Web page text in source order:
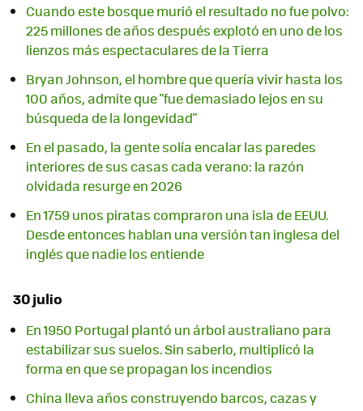
Cuando este bosque murió el resultado no fue polvo:
225 millones de años después explotó en uno de los
lienzos más espectaculares de la Tierra
Bryan Johnson, el hombre que quería vivir hasta los
100 años, admite que "fue demasiado lejos en su
búsqueda de la longevidad"
En el pasado, la gente solía encalar las paredes
interiores de sus casas cada verano: la razón
olvidada resurge en 2026
En 1759 unos piratas compraron una isla de EEUU.
Desde entonces hablan una versión tan inglesa del
inglés que nadie los entiende
30 julio
En 1950 Portugal plantó un árbol australiano para
estabilizar sus suelos. Sin saberlo, multiplicó la
forma en que se propagan los incendios
China lleva años construyendo barcos, cazas y